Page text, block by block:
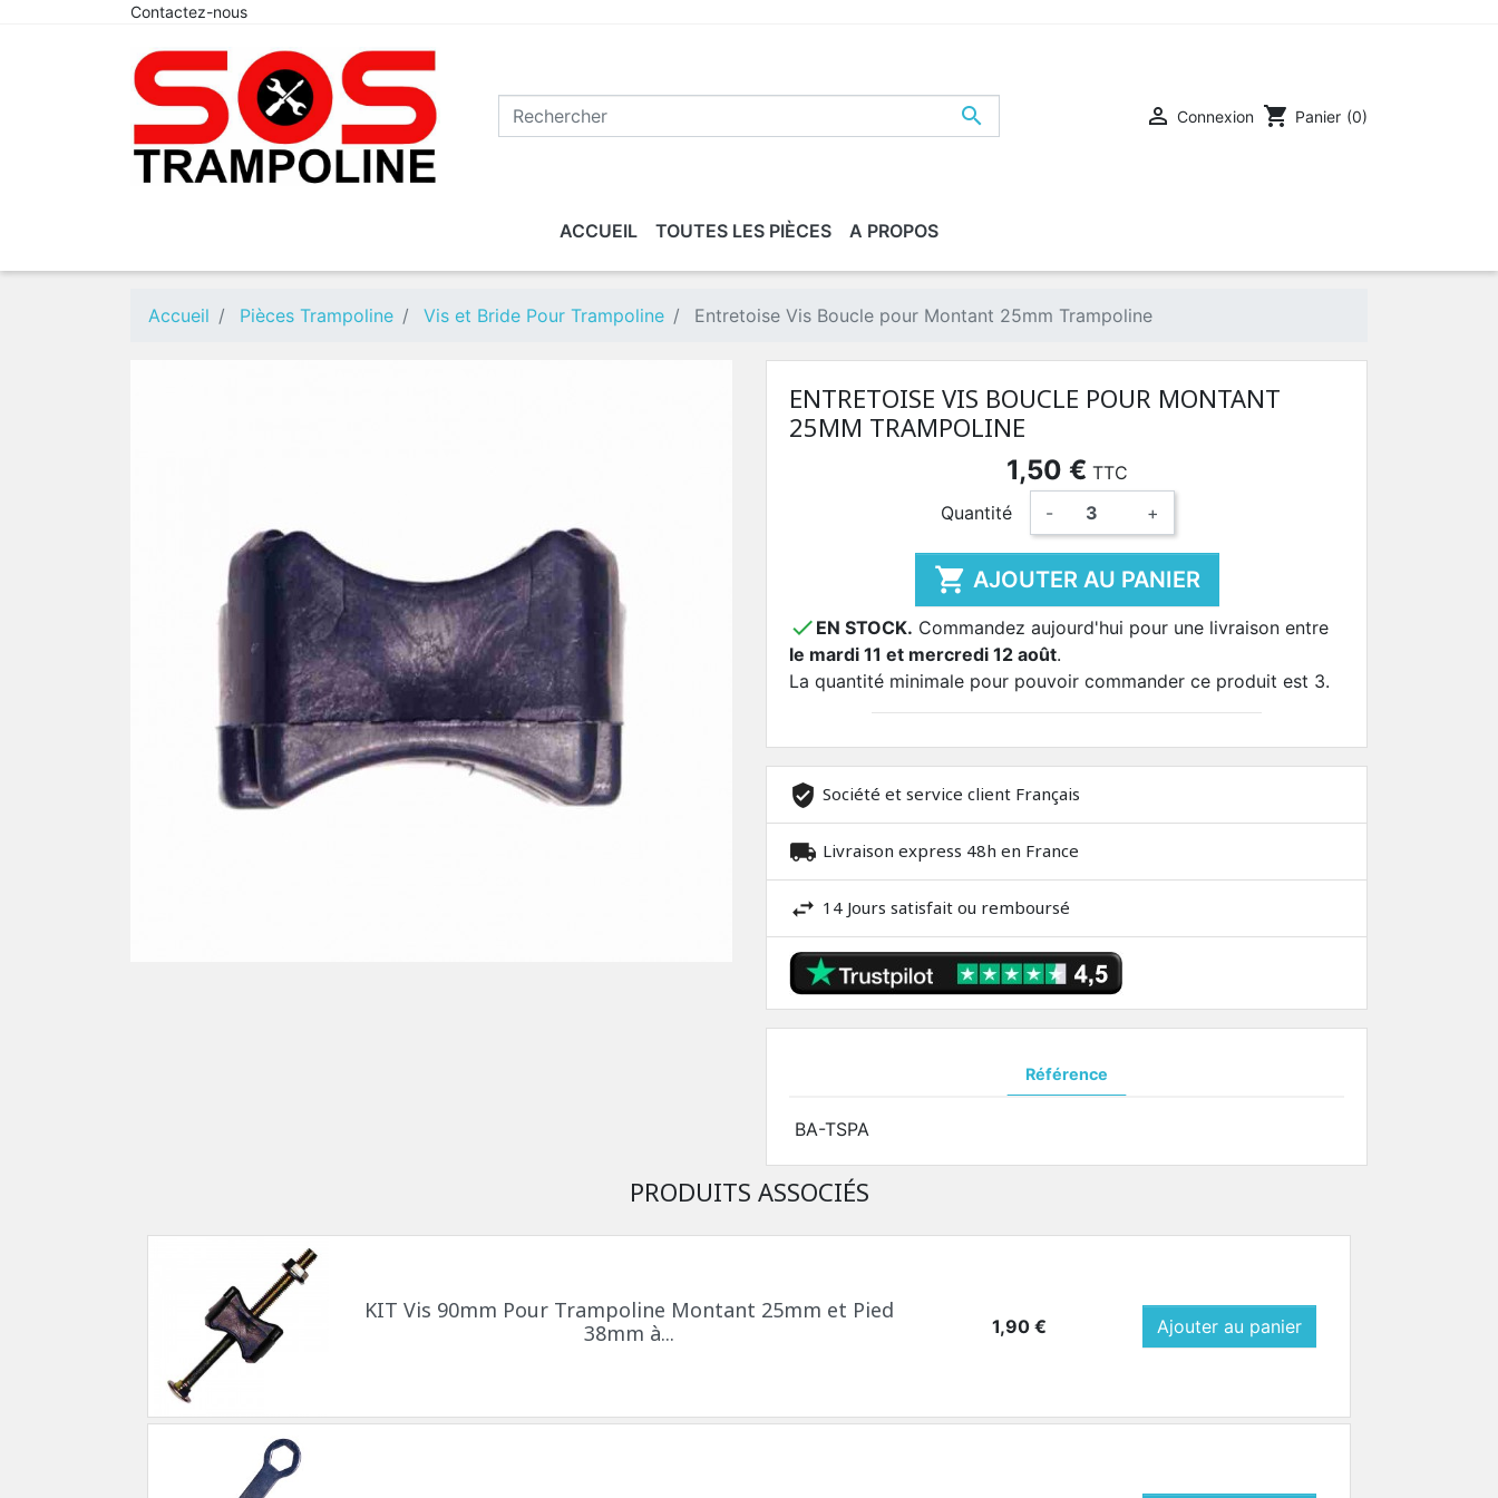
Contactez-nous
  Connexion shopping_cart Panier (0)
ACCUEIL TOUTES LES PIÈCES A PROPOS
Accueil Pièces Trampoline Vis et Bride Pour Trampoline Entretoise Vis Boucle pour Montant 25mm Trampoline
ENTRETOISE VIS BOUCLE POUR MONTANT
25MM TRAMPOLINE
1,50 € TTC
Quantité
- +
 AJOUTER AU PANIER
 EN STOCK. Commandez aujourd'hui pour une livraison entre
le mardi 11 et mercredi 12 août.
La quantité minimale pour pouvoir commander ce produit est 3.
Société et service client Français
Livraison express 48h en France
14 Jours satisfait ou remboursé
Référence
BA-TSPA
PRODUITS ASSOCIÉS
KIT Vis 90mm Pour Trampoline Montant 25mm et Pied
38mm à...
Prix
1,90 € Ajouter au panier